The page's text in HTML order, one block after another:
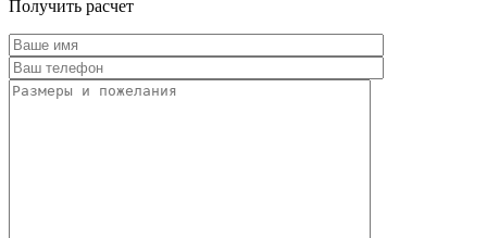
Получить расчет